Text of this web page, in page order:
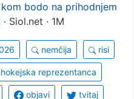
bodo na prihodnjem
· Siol.net · 1M
nemčija risi
reprezentanca
objavi tvitaj